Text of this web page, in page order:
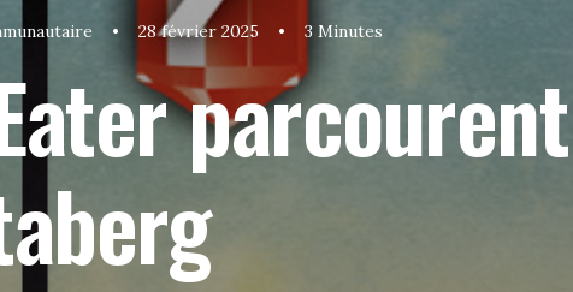
• 28 février 2025 • 3 Minutes
parcourent